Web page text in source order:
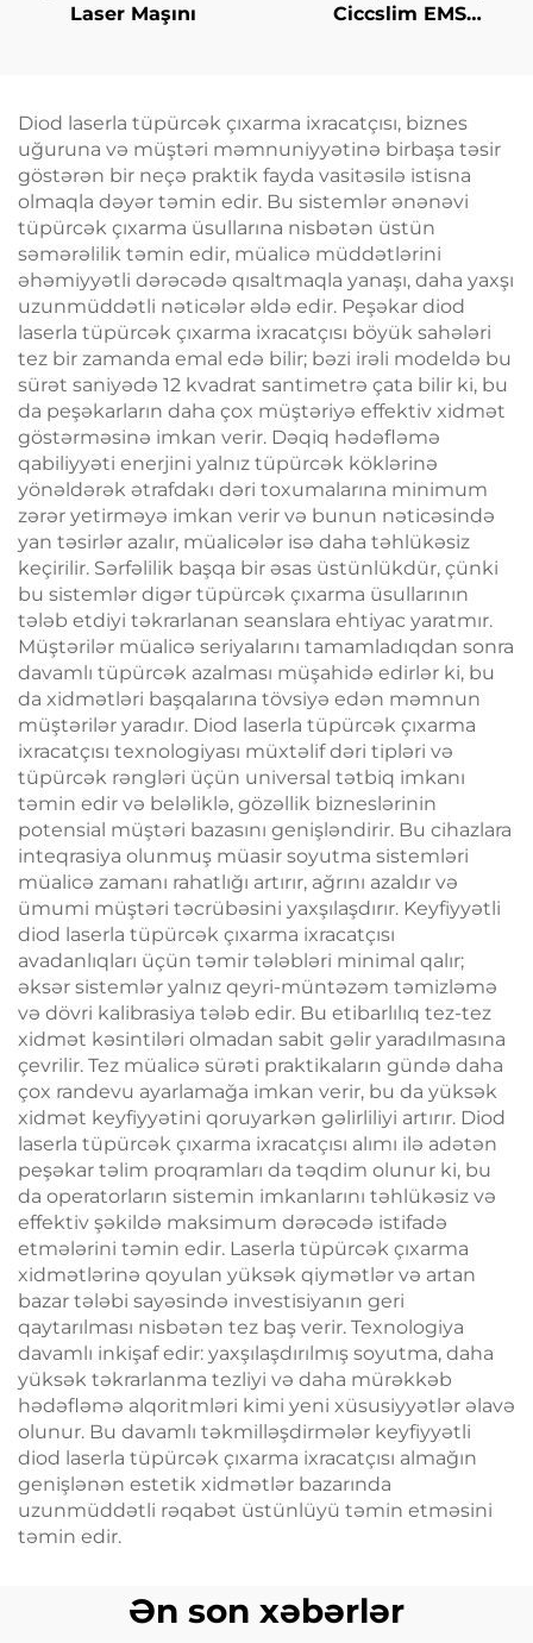
Laser Maşını
Ciccslim EMS
Stimulyasiya
Diod laserla tüpürcək çıxarma ixracatçısı, biznes
uğuruna və müştəri məmnuniyyətinə birbaşa təsir
göstərən bir neçə praktik fayda vasitəsilə istisna
olmaqla dəyər təmin edir. Bu sistemlər ənənəvi
tüpürcək çıxarma üsullarına nisbətən üstün
səmərəlilik təmin edir, müalicə müddətlərini
əhəmiyyətli dərəcədə qısaltmaqla yanaşı, daha yaxşı
uzunmüddətli nəticələr əldə edir. Peşəkar diod
laserla tüpürcək çıxarma ixracatçısı böyük sahələri
tez bir zamanda emal edə bilir; bəzi irəli modeldə bu
sürət saniyədə 12 kvadrat santimetrə çata bilir ki, bu
da peşəkarların daha çox müştəriyə effektiv xidmət
göstərməsinə imkan verir. Dəqiq hədəfləmə
qabiliyyəti enerjini yalnız tüpürcək köklərinə
yönəldərək ətrafdakı dəri toxumalarına minimum
zərər yetirməyə imkan verir və bunun nəticəsində
yan təsirlər azalır, müalicələr isə daha təhlükəsiz
keçirilir. Sərfəlilik başqa bir əsas üstünlükdür, çünki
bu sistemlər digər tüpürcək çıxarma üsullarının
tələb etdiyi təkrarlanan seanslara ehtiyac yaratmır.
Müştərilər müalicə seriyalarını tamamladıqdan sonra
davamlı tüpürcək azalması müşahidə edirlər ki, bu
da xidmətləri başqalarına tövsiyə edən məmnun
müştərilər yaradır. Diod laserla tüpürcək çıxarma
ixracatçısı texnologiyası müxtəlif dəri tipləri və
tüpürcək rəngləri üçün universal tətbiq imkanı
təmin edir və beləliklə, gözəllik bizneslərinin
potensial müştəri bazasını genişləndirir. Bu cihazlara
inteqrasiya olunmuş müasir soyutma sistemləri
müalicə zamanı rahatlığı artırır, ağrını azaldır və
ümumi müştəri təcrübəsini yaxşılaşdırır. Keyfiyyətli
diod laserla tüpürcək çıxarma ixracatçısı
avadanlıqları üçün təmir tələbləri minimal qalır;
əksər sistemlər yalnız qeyri-müntəzəm təmizləmə
və dövri kalibrasiya tələb edir. Bu etibarlılıq tez-tez
xidmət kəsintiləri olmadan sabit gəlir yaradılmasına
çevrilir. Tez müalicə sürəti praktikaların gündə daha
çox randevu ayarlamağa imkan verir, bu da yüksək
xidmət keyfiyyətini qoruyarkən gəlirliliyi artırır. Diod
laserla tüpürcək çıxarma ixracatçısı alımı ilə adətən
peşəkar təlim proqramları da təqdim olunur ki, bu
da operatorların sistemin imkanlarını təhlükəsiz və
effektiv şəkildə maksimum dərəcədə istifadə
etmələrini təmin edir. Laserla tüpürcək çıxarma
xidmətlərinə qoyulan yüksək qiymətlər və artan
bazar tələbi sayəsində investisiyanın geri
qaytarılması nisbətən tez baş verir. Texnologiya
davamlı inkişaf edir: yaxşılaşdırılmış soyutma, daha
yüksək təkrarlanma tezliyi və daha mürəkkəb
hədəfləmə alqoritmləri kimi yeni xüsusiyyətlər əlavə
olunur. Bu davamlı təkmilləşdirmələr keyfiyyətli
diod laserla tüpürcək çıxarma ixracatçısı almağın
genişlənən estetik xidmətlər bazarında
uzunmüddətli rəqabət üstünlüyü təmin etməsini
təmin edir.
Ən son xəbərlər